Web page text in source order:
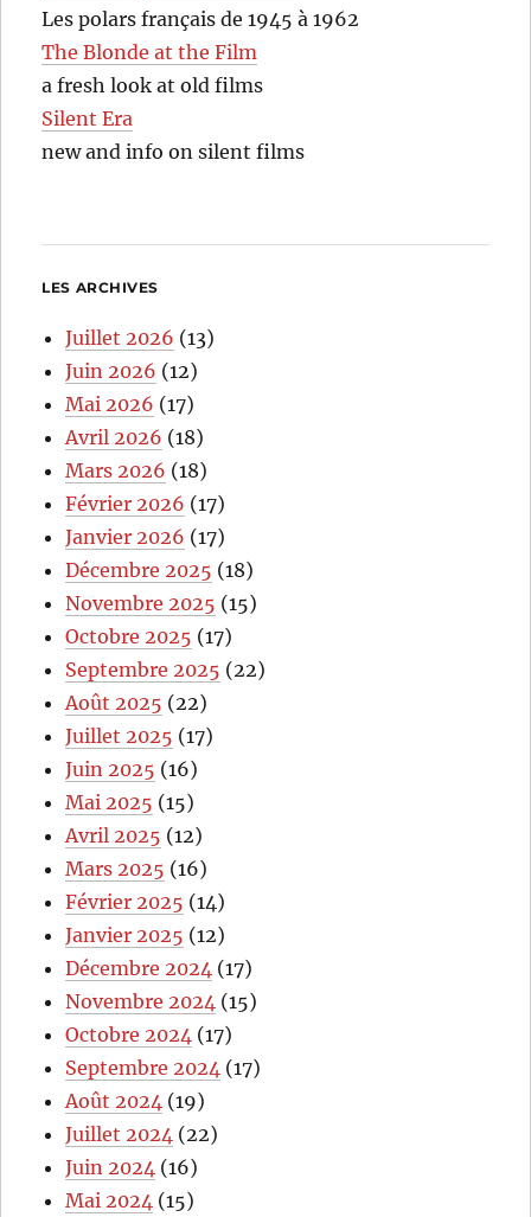
Les polars français de 1945 à 1962
The Blonde at the Film
a fresh look at old films
Silent Era
new and info on silent films
LES ARCHIVES
Juillet 2026 (13)
Juin 2026 (12)
Mai 2026 (17)
Avril 2026 (18)
Mars 2026 (18)
Février 2026 (17)
Janvier 2026 (17)
Décembre 2025 (18)
Novembre 2025 (15)
Octobre 2025 (17)
Septembre 2025 (22)
Août 2025 (22)
Juillet 2025 (17)
Juin 2025 (16)
Mai 2025 (15)
Avril 2025 (12)
Mars 2025 (16)
Février 2025 (14)
Janvier 2025 (12)
Décembre 2024 (17)
Novembre 2024 (15)
Octobre 2024 (17)
Septembre 2024 (17)
Août 2024 (19)
Juillet 2024 (22)
Juin 2024 (16)
Mai 2024 (15)